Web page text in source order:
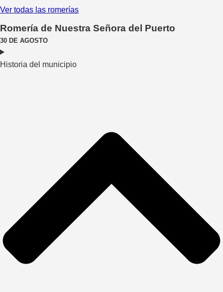
Ver todas las romerías
Romería de Nuestra Señora del Puerto
30 DE AGOSTO
Historia del municipio